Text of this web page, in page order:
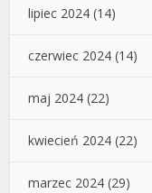
lipiec 2024 (14)
czerwiec 2024 (14)
maj 2024 (22)
kwiecień 2024 (22)
marzec 2024 (29)